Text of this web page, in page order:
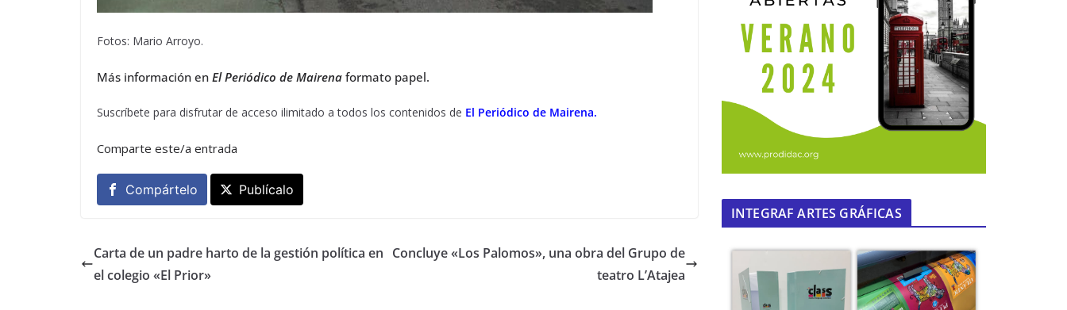
Fotos: Mario Arroyo.
Más información en El Periódico de Mairena formato papel.
Suscríbete para disfrutar de acceso ilimitado a todos los contenidos de El Periódico de Mairena.
Comparte este/a entrada
Compártelo Publícalo
Carta de un padre harto de la gestión política en
el colegio «El Prior»
Concluye «Los Palomos», una obra del Grupo de
teatro L’Atajea
INTEGRAF ARTES GRÁFICAS